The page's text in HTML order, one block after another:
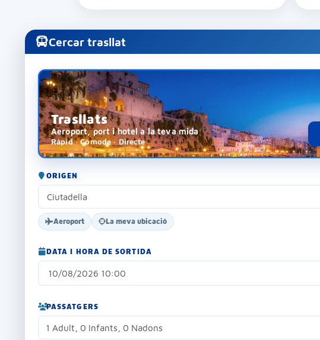
Cercar trasllat
Trasllats
Aeroport, port i hotel a la teva mida
Ràpid · Còmode · Directe
ORIGEN
Aeroport La meva ubicació
DATA I HORA DE SORTIDA
PASSATGERS
1 Adult, 0 Infants, 0 Nadons